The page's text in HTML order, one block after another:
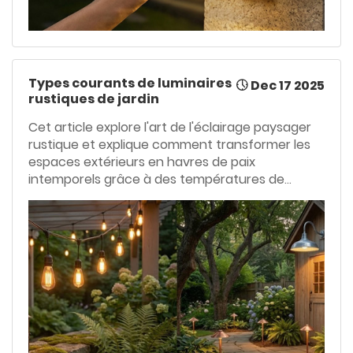
Types courants de luminaires
rustiques de jardin
Dec 17 2025
Cet article explore l'art de l'éclairage paysager
rustique et explique comment transformer les
espaces extérieurs en havres de paix
intemporels grâce à des températures de
couleur chaudes (2200K–2700K) et des
matériaux authentiques comme le cuivre, le fer
et le verre bullé. Il propose une analyse
approfondie de six types de luminaires
essentiels – guirlandes lumineuses Edison,
lanternes vintage, appliques col de cygne et
bornes lumineuses en cuivre patiné –
accompagnée d'un tableau comparatif sur
l'installation et l'entretien. Au-delà de